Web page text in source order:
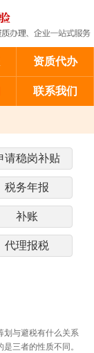
资质代办
联系我们
请稳岗补贴
税务年报
补账
代理报税
划与避税有什么关系
三者的性质不同。